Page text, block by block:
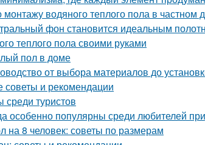
водяного теплого пола в частном
фон становится идеальным
теплого пола своими руками
пол в доме
от выбора материалов до
советы и рекомендации
туристов
особенно популярны среди любителей
на 8 человек: советы по размерам